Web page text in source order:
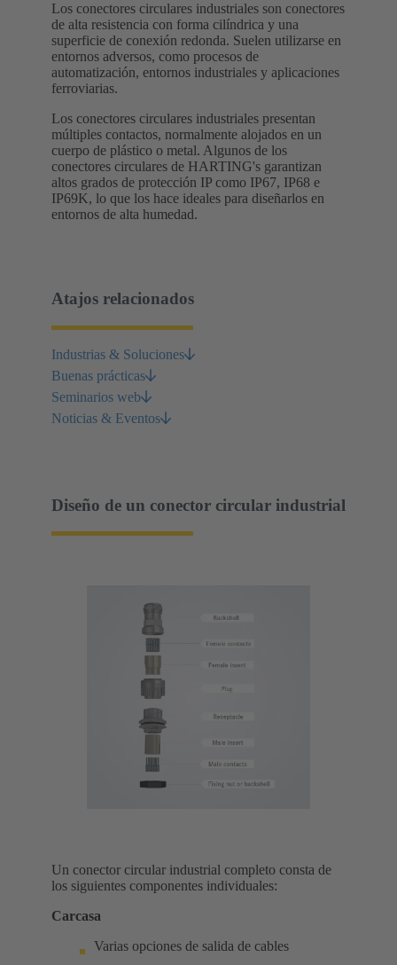
Los conectores circulares industriales son conectores
de alta resistencia con forma cilíndrica y una
superficie de conexión redonda. Suelen utilizarse en
entornos adversos, como procesos de
automatización, entornos industriales y aplicaciones
ferroviarias.
Los conectores circulares industriales presentan
múltiples contactos, normalmente alojados en un
cuerpo de plástico o metal. Algunos de los
conectores circulares de HARTING's garantizan
altos grados de protección IP como IP67, IP68 e
IP69K, lo que los hace ideales para diseñarlos en
entornos de alta humedad.
Atajos relacionados
Industrias & Soluciones
Buenas prácticas
Seminarios web
Noticias & Eventos
Diseño de un conector circular industrial
Un conector circular industrial completo consta de
los siguientes componentes individuales:
Carcasa
Varias opciones de salida de cables